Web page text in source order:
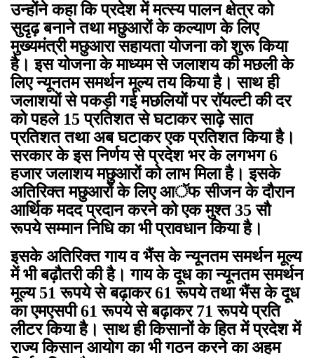
उन्होंने कहा कि प्रदेश में मत्स्य पालन क्षेत्र को
सुदृढ़ बनाने तथा मछुआरों के कल्याण के लिए
मुख्यमंत्री मछुआरा सहायता योजना को शुरू किया
है। इस योजना के माध्यम से जलाशय की मछली के
लिए न्यूनतम समर्थन मूल्य तय किया है। साथ ही
जलाशयों से पकड़ी गई मछलियों पर राॅयल्टी की दर
को पहले 15 प्रतिशत से घटाकर साढ़े सात
प्रतिशत तथा अब घटाकर एक प्रतिशत किया है।
सरकार के इस निर्णय से प्रदेश भर के लगभग 6
हजार जलाशय मछुआरों को लाभ मिला है। इसके
अतिरिक्त मछुआरों के लिए आॅफ सीजन के दौरान
आर्थिक मदद प्रदान करने को एक मुश्त 35 सौ
रूपये सम्मान निधि का भी प्रावधान किया है।
इसके अतिरिक्त गाय व भैंस के न्यूनतम समर्थन मूल्य
में भी बढ़ौतरी की है। गाय के दूध का न्यूनतम समर्थन
मूल्य 51 रूपये से बढ़ाकर 61 रूपये तथा भैंस के दूध
का एमएसपी 61 रूपये से बढ़ाकर 71 रूपये प्रति
लीटर किया है। साथ ही किसानों के हित में प्रदेश में
राज्य किसान आयोग का भी गठन करने का अहम